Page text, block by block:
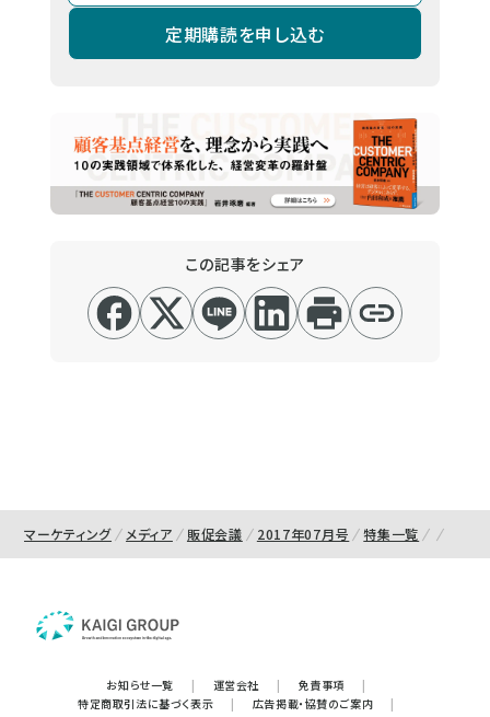
定期購読を申し込む
この記事をシェア
マーケティング メディア 販促会議 2017年07月号 特集一覧
お知らせ一覧 | 運営会社 | 免責事項
|
特定商取引法に基づく表示
| 広告掲載・協賛のご案内
|